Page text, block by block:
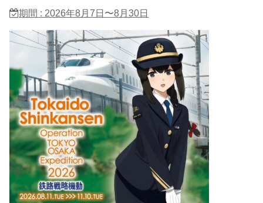
期間 : 2026年8月7日〜8月30日